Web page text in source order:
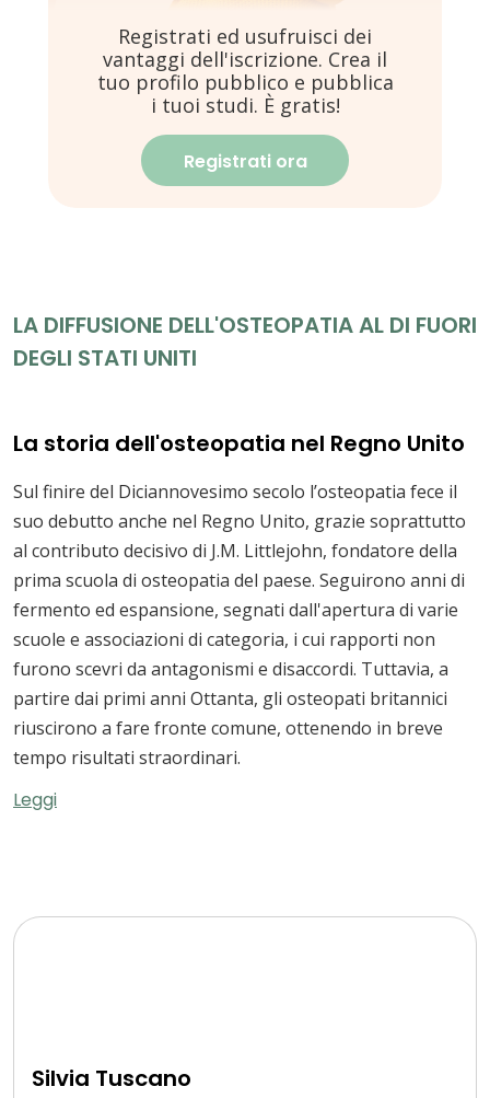
Registrati ed usufruisci dei
vantaggi dell'iscrizione. Crea il
tuo profilo pubblico e pubblica
i tuoi studi. È gratis!
Registrati ora
LA DIFFUSIONE DELL'OSTEOPATIA AL DI FUORI
DEGLI STATI UNITI
La storia dell'osteopatia nel Regno Unito
Sul finire del Diciannovesimo secolo l’osteopatia fece il
suo debutto anche nel Regno Unito, grazie soprattutto
al contributo decisivo di J.M. Littlejohn, fondatore della
prima scuola di osteopatia del paese. Seguirono anni di
fermento ed espansione, segnati dall'apertura di varie
scuole e associazioni di categoria, i cui rapporti non
furono scevri da antagonismi e disaccordi. Tuttavia, a
partire dai primi anni Ottanta, gli osteopati britannici
riuscirono a fare fronte comune, ottenendo in breve
tempo risultati straordinari.
Leggi
Silvia Tuscano